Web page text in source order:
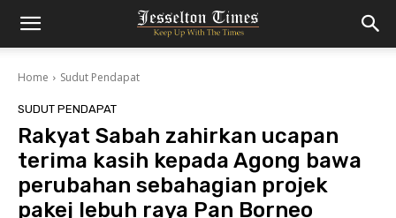
Home Sudut Pendapat
SUDUT PENDAPAT
Rakyat Sabah zahirkan ucapan
terima kasih kepada Agong bawa
perubahan sebahagian projek
pakej lebuh raya Pan Borneo